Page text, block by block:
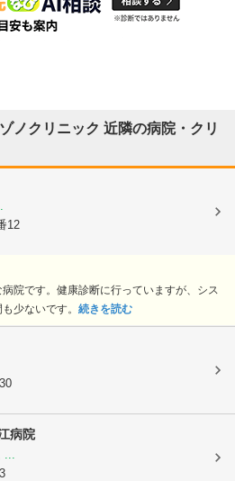
ノクリニック 近隣の病院・クリ
12
院です。健康診断に行っていますが、シス
少ないです。 続きを読む
病院